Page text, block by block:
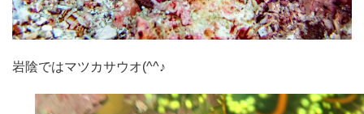
岩陰ではマツカサウオ(^^♪